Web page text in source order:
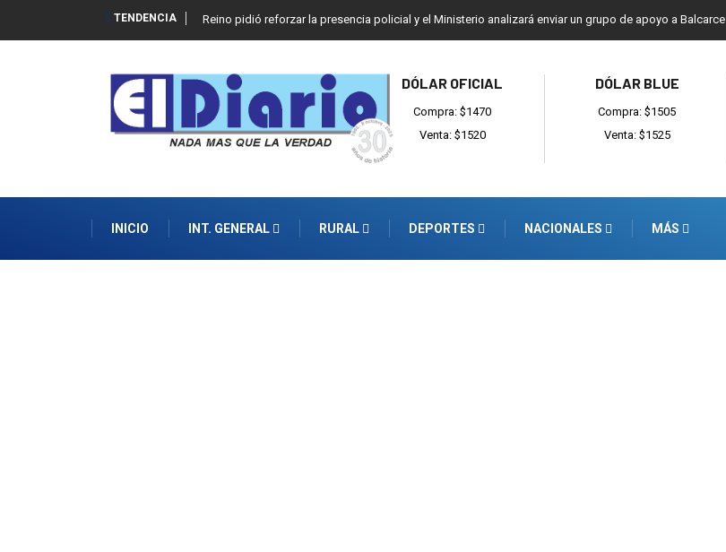
TENDENCIA Reino pidió reforzar la presencia policial y el Ministerio analizará enviar un grupo de apoyo a Balcarce
DÓLAR OFICIAL
Compra: $1470
Venta: $1520
DÓLAR BLUE
Compra: $1505
Venta: $1525
INICIO INT. GENERAL RURAL DEPORTES NACIONALES MÁS